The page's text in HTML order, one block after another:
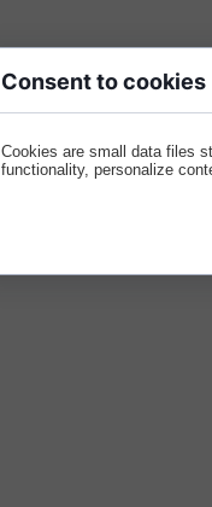
Consent to cookies
Cookies are small data files
functionality, personalize